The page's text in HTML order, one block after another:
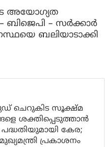
അയോഗ്യത
– സർക്കാർ
ബലിയാടാക്കി
ചെറുകിട സൂക്ഷ്മ
ശക്തിപ്പെടുത്താന്‍
പദ്ധതിയുമായി കേര;
പ്രകാശനം